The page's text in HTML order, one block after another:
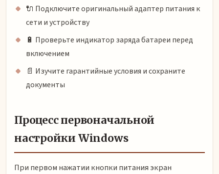
🔌 Подключите оригинальный адаптер питания к
сети и устройству
🔋 Проверьте индикатор заряда батареи перед
включением
📄 Изучите гарантийные условия и сохраните
документы
Процесс первоначальной
настройки Windows
При первом нажатии кнопки питания экран